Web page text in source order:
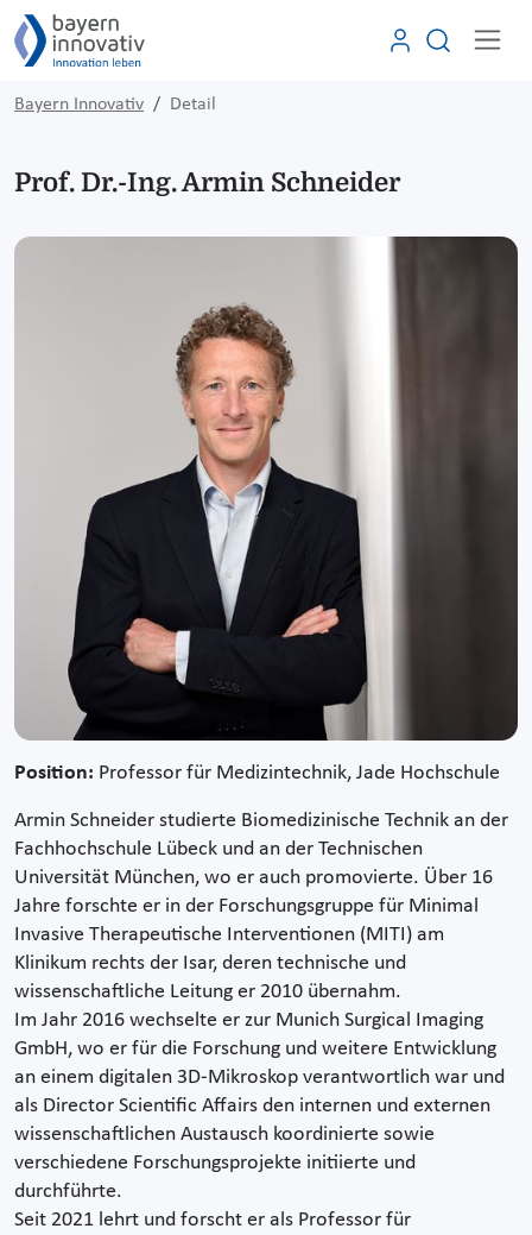
Bayern Innovativ Detail
Prof. Dr.-Ing. Armin Schneider
Position: Professor für Medizintechnik, Jade Hochschule
Armin Schneider studierte Biomedizinische Technik an der
Fachhochschule Lübeck und an der Technischen
Universität München, wo er auch promovierte. Über 16
Jahre forschte er in der Forschungsgruppe für Minimal
Invasive Therapeutische Interventionen (MITI) am
Klinikum rechts der Isar, deren technische und
wissenschaftliche Leitung er 2010 übernahm.
Im Jahr 2016 wechselte er zur Munich Surgical Imaging
GmbH, wo er für die Forschung und weitere Entwicklung
an einem digitalen 3D-Mikroskop verantwortlich war und
als Director Scientific Affairs den internen und externen
wissenschaftlichen Austausch koordinierte sowie
verschiedene Forschungsprojekte initiierte und
durchführte.
Seit 2021 lehrt und forscht er als Professor für